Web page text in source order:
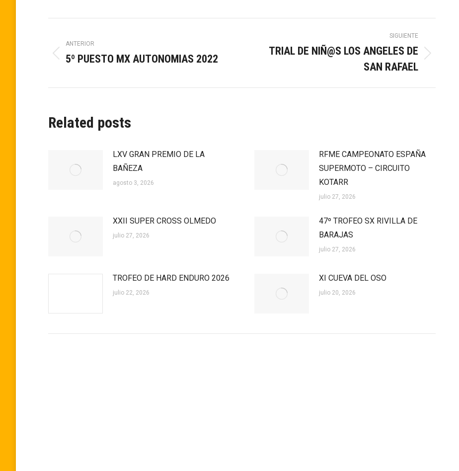
entre
publicaciones
ANTERIOR
Publicación
5º PUESTO MX AUTONOMIAS 2022
SIGUIENTE
TRIAL DE NIÑ@S LOS ANGELES DE
SAN RAFAEL
Related posts
LXV GRAN PREMIO DE LA
BAÑEZA
agosto 3, 2026
RFME CAMPEONATO ESPAÑA
SUPERMOTO – CIRCUITO
KOTARR
julio 27, 2026
XXII SUPER CROSS OLMEDO
julio 27, 2026
47º TROFEO SX RIVILLA DE
BARAJAS
julio 27, 2026
TROFEO DE HARD ENDURO 2026
julio 22, 2026
XI CUEVA DEL OSO
julio 20, 2026